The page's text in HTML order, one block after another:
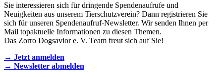
Sie interessieren sich für dringende Spendenaufrufe und
Neuigkeiten aus unserem Tierschutzverein? Dann registrieren Sie
sich für unseren Spendenaufruf-Newsletter. Wir senden Ihnen per
Mail topaktuelle Informationen zu diesen Themen.
Das Zorro Dogsavior e. V. Team freut sich auf Sie!
→ Jetzt anmelden
→ Newsletter abmelden